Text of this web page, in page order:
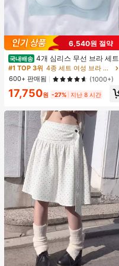
6,540원 절약
국내배송 4개 심리스 무선 브라 세
작은 가슴 보정, 초박형 통기성 아이
실크 섹시 편안한 백리스 란제리 브
조절 가능
#1 TOP 3위
4종 세트 여성 브라 & 브랄렛
600+ 판매됨
(1000+)
17,750원 -27% 지난 8 시간